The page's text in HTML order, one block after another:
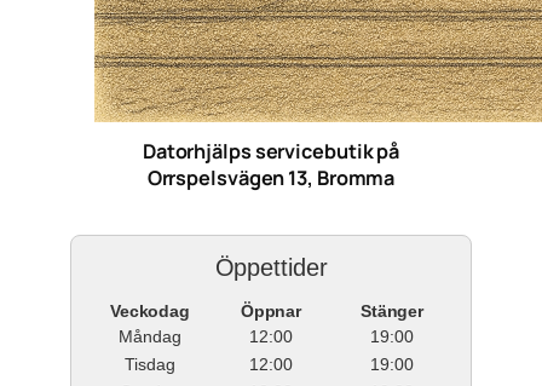
Datorhjälps servicebutik på
Orrspelsvägen 13, Bromma
Öppettider
Veckodag Öppnar
Stänger
Måndag
12:00
19:00
Tisdag
12:00
19:00